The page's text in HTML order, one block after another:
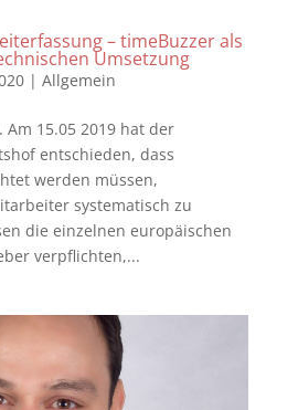
– timeBuzzer als
Umsetzung
| Allgemein
Am 15.05 2019 hat der
entschieden, dass
werden müssen,
systematisch zu
die einzelnen europäischen
verpflichten,...